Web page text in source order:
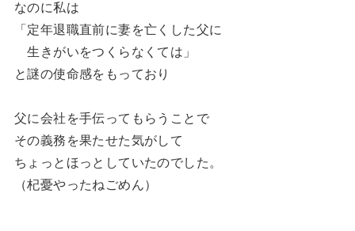
なのに私は
「定年退職直前に妻を亡くした父に
生きがいをつくらなくては」
と謎の使命感をもっており
父に会社を手伝ってもらうことで
その義務を果たせた気がして
ちょっとほっとしていたのでした。
（杞憂やったねごめん）